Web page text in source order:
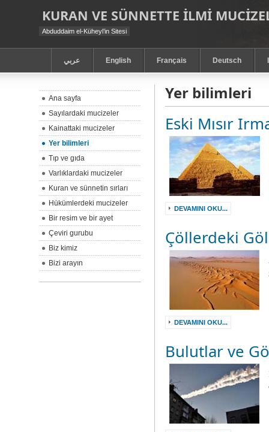
KURAN VE SÜNNETTE ILMI
Abduddaim el-Küheyl’in Sitesi
عربي English Français Deutsch
Yer bilimleri
Eski Mısır
DEVAMINI OKU...
Çöllerdeki
DEVAMINI OKU...
Bulutlar ve
Ana sayfa
Sayılardaki mucizeler
Kainattaki mucizeler
Yer bilimleri
Tıp ve gıda
Varlıklardaki mucizeler
Kuran ve sünnetin sırları
Hükümlerdeki mucizeler
Bir resim ve bir ayet
Çeviri gurubu
Biz kimiz
Bizi arayın